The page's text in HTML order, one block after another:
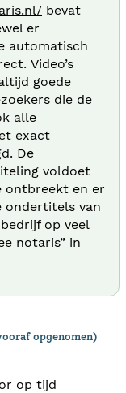
bevat
er
automatisch
Video’s
goede
die de
alle
exact
De
voldoet
ontbreekt en er
ondertitels van
op veel
notaris” in
opgenomen)
op tijd